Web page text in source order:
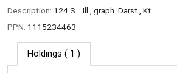
Description: 124 S. : Ill., graph. Darst., Kt
PPN: 1115234463
Holdings ( 1 )